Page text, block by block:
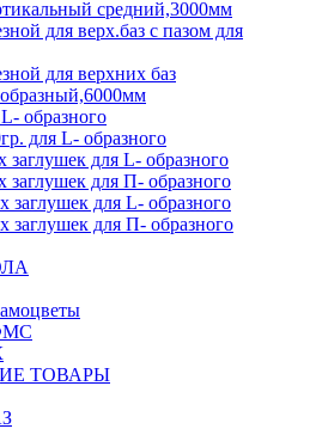
средний,3000мм
для верх.баз с пазом для
для верхних баз
образного
для L- образного
для L- образного
заглушек для П- образного
заглушек для L- образного
заглушек для П- образного
ТОВАРЫ